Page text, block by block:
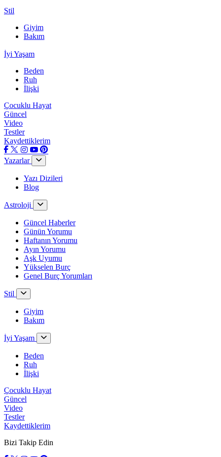
Stil
Giyim
Bakım
İyi Yaşam
Beden
Ruh
İlişki
Çocuklu Hayat
Güncel
Video
Testler
Kaydettiklerim
Yazarlar
Yazı Dizileri
Blog
Astroloji
Güncel Haberler
Günün Yorumu
Haftanın Yorumu
Ayın Yorumu
Aşk Uyumu
Yükselen Burç
Genel Burç Yorumları
Stil
Giyim
Bakım
İyi Yaşam
Beden
Ruh
İlişki
Çocuklu Hayat
Güncel
Video
Testler
Kaydettiklerim
Bizi Takip Edin